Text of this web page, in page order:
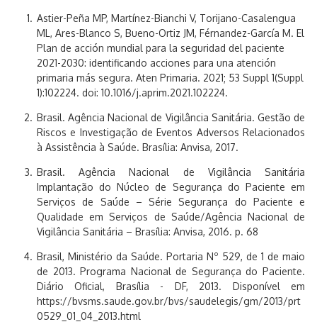
Astier-Peña MP, Martínez-Bianchi V, Torijano-Casalengua
ML, Ares-Blanco S, Bueno-Ortiz JM, Férnandez-García M. El
Plan de acción mundial para la seguridad del paciente
2021-2030: identificando acciones para una atención
primaria más segura. Aten Primaria. 2021; 53 Suppl 1(Suppl
1):102224. doi: 10.1016/j.aprim.2021.102224.
Brasil. Agência Nacional de Vigilância Sanitária. Gestão de
Riscos e Investigação de Eventos Adversos Relacionados
à Assistência à Saúde. Brasília: Anvisa, 2017.
Brasil. Agência Nacional de Vigilância Sanitária
Implantação do Núcleo de Segurança do Paciente em
Serviços de Saúde – Série Segurança do Paciente e
Qualidade em Serviços de Saúde/Agência Nacional de
Vigilância Sanitária – Brasília: Anvisa, 2016. p. 68
Brasil, Ministério da Saúde. Portaria Nº 529, de 1 de maio
de 2013. Programa Nacional de Segurança do Paciente.
Diário Oficial, Brasília - DF, 2013. Disponível em
https://bvsms.saude.gov.br/bvs/saudelegis/gm/2013/prt
0529_01_04_2013.html